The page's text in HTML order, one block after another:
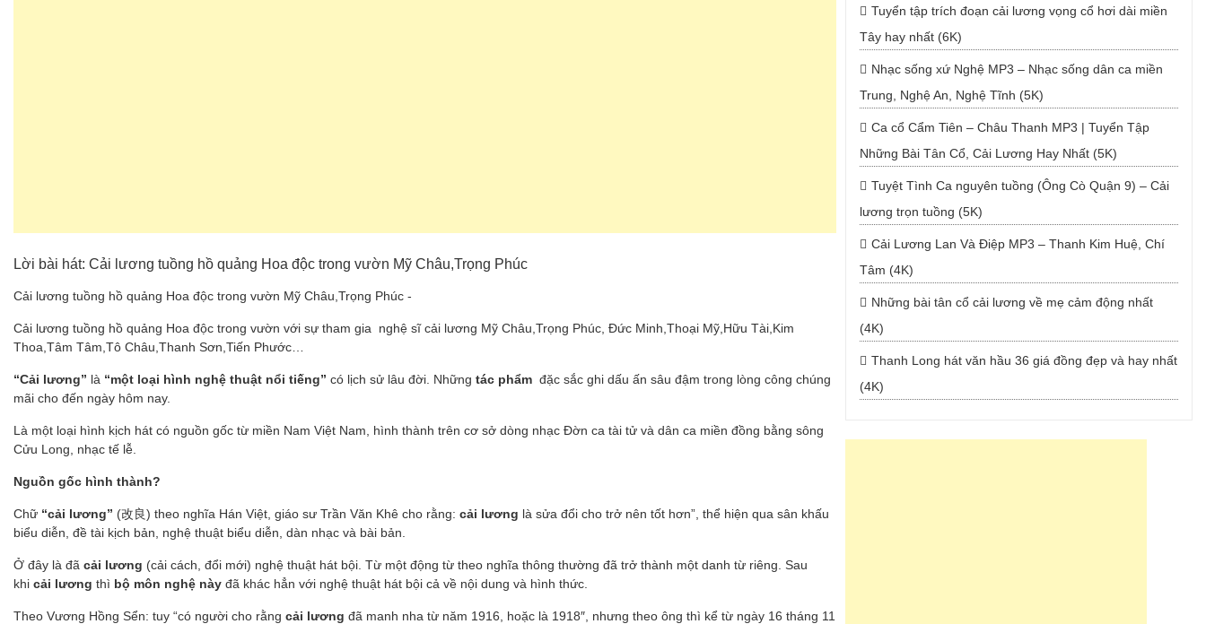
Lời bài hát: Cải lương tuồng hồ quảng Hoa độc trong vườn Mỹ Châu,Trọng Phúc
Cải lương tuồng hồ quảng Hoa độc trong vườn Mỹ Châu,Trọng Phúc -
Cải lương tuồng hồ quảng Hoa độc trong vườn với sự tham gia nghệ sĩ cải lương Mỹ Châu,Trọng Phúc, Đức Minh,Thoại Mỹ,Hữu Tài,Kim
Thoa,Tâm Tâm,Tô Châu,Thanh Sơn,Tiến Phước…
“Cải lương” là “một loại hình nghệ thuật nổi tiếng” có lịch sử lâu đời. Những tác phẩm đặc sắc ghi dấu ấn sâu đậm trong lòng công chúng
mãi cho đến ngày hôm nay.
Là một loại hình kịch hát có nguồn gốc từ miền Nam Việt Nam, hình thành trên cơ sở dòng nhạc Đờn ca tài tử và dân ca miền đồng bằng sông
Cửu Long, nhạc tế lễ.
Nguồn gốc hình thành?
Chữ “cải lương” (改良) theo nghĩa Hán Việt, giáo sư Trần Văn Khê cho rằng: cải lương là sửa đổi cho trở nên tốt hơn”, thể hiện qua sân khấu
biểu diễn, đề tài kịch bản, nghệ thuật biểu diễn, dàn nhạc và bài bản.
Ở đây là đã cải lương (cải cách, đổi mới) nghệ thuật hát bội. Từ một động từ theo nghĩa thông thường đã trở thành một danh từ riêng. Sau
khi cải lương thì bộ môn nghệ này đã khác hẳn với nghệ thuật hát bội cả về nội dung và hình thức.
Theo Vương Hồng Sển: tuy “có người cho rằng cải lương đã manh nha từ năm 1916, hoặc là 1918″, nhưng theo ông thì kể từ ngày 16 tháng 11
Tuyển tập trích đoạn cải lương vọng cổ hơi dài miền
Tây hay nhất (6K)
Nhạc sống xứ Nghệ MP3 – Nhạc sống dân ca miền
Trung, Nghệ An, Nghệ Tĩnh (5K)
Ca cổ Cẩm Tiên – Châu Thanh MP3 | Tuyển Tập
Những Bài Tân Cổ, Cải Lương Hay Nhất (5K)
Tuyệt Tình Ca nguyên tuồng (Ông Cò Quận 9) – Cải
lương trọn tuồng (5K)
Cải Lương Lan Và Điệp MP3 – Thanh Kim Huệ, Chí
Tâm (4K)
Những bài tân cổ cải lương về mẹ cảm động nhất
(4K)
Thanh Long hát văn hầu 36 giá đồng đẹp và hay nhất
(4K)